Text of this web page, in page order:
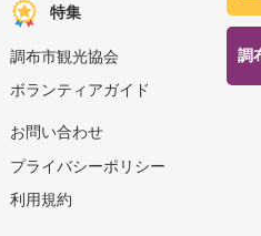
特集
調布市観光協会
ボランティアガイド
お問い合わせ
プライバシーポリシー
利用規約
調